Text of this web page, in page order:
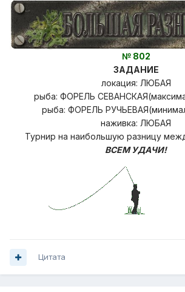
№ 802
ЗАДАНИЕ
локация: ЛЮБАЯ
рыба: ФОРЕЛЬ
рыба: ФОРЕЛЬ
наживка: ЛЮБАЯ
Турнир на наибольшую разницу
ВСЕМ УДАЧИ!
Цитата